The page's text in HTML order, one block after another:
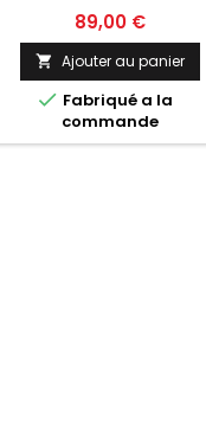
NOIR BRILLANT
Prix
89,00 €
 Ajouter au panier
 Fabriqué a la
commande